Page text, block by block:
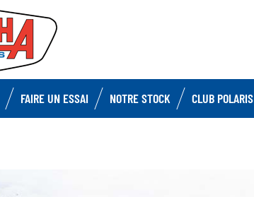
FAIRE UN ESSAI NOTRE STOCK CLUB POLARIS